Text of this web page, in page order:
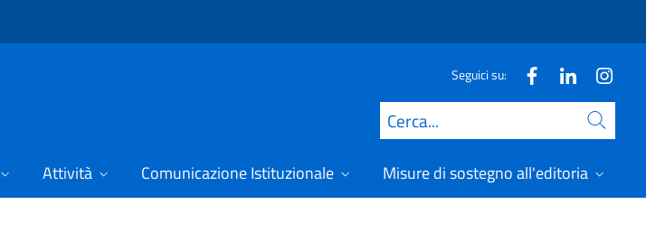
Seguici su:
Cerca
Attività Comunicazione Istituzionale Misure di sostegno all'editoria